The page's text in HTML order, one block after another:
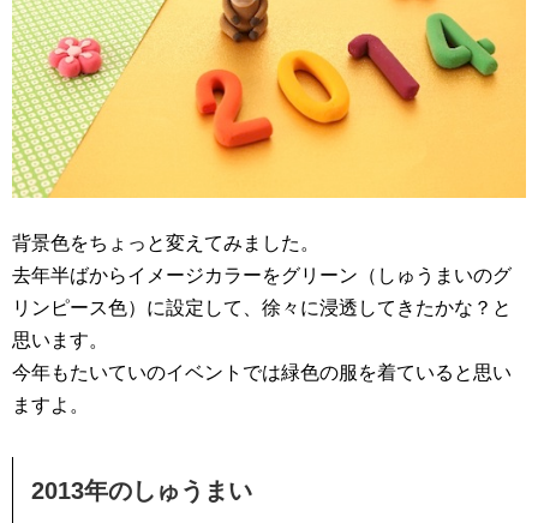
背景色をちょっと変えてみました。
去年半ばからイメージカラーをグリーン（しゅうまいのグ
リンピース色）に設定して、徐々に浸透してきたかな？と
思います。
今年もたいていのイベントでは緑色の服を着ていると思い
ますよ。
2013年のしゅうまい